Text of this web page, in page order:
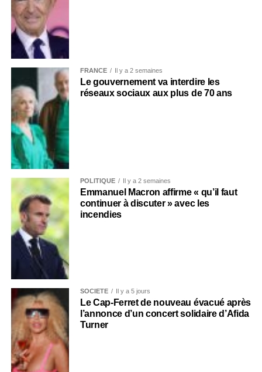
FRANCE Il y a 2 semaines
Le gouvernement va interdire les
réseaux sociaux aux plus de 70 ans
POLITIQUE Il y a 2 semaines
Emmanuel Macron affirme « qu’il faut
continuer à discuter » avec les
incendies
SOCIÉTÉ Il y a 5 jours
Le Cap-Ferret de nouveau évacué après
l’annonce d’un concert solidaire d’Afida
Turner